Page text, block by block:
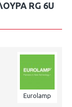
RG 6U
Eurolamp